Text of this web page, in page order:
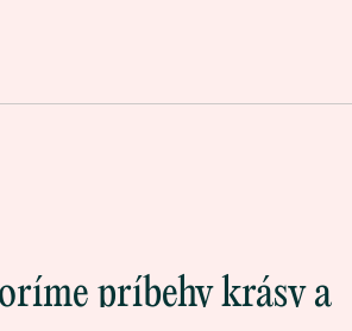
príbehy krásy a